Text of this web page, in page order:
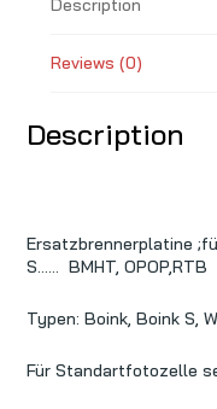
Reviews (0)
Description
Ersatzbrennerplatine
S…… BMHT, OPOP,RTB
Typen: Boink, Boink S,
Für Standartfotozelle